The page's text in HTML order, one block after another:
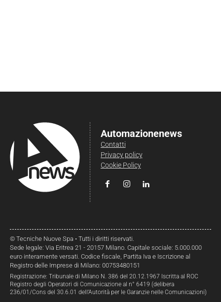
Automazionenews
Contatti
Privacy policy
Cookie Policy
© Tecniche Nuove Spa • Tutti i diritti riservati.
Sede legale: Via Eritrea 21 - 20157 Milano. Capitale sociale: 5.000.000
euro interamente versati. Codice fiscale, Partita Iva e Iscrizione al
Registro delle Imprese di Milano: 00753480151
Registrazione: Tribunale di Milano N. 386 del 20.12.1967 Iscritta al ROC
Registro degli Operatori di Comunicazione al n° 6419 (delibera
236/01/Cons del 30.6.01 dell’Autorità per le Garanzie nelle Comunicazioni)